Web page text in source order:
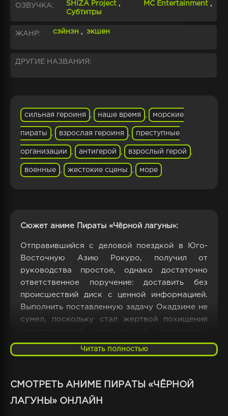
ОЗВУЧКА: SHIZA Project , MC Entertainment ,
Субтитры
ЖАНР: сэйнэн , экшен
ДРУГИЕ НАЗВАНИЯ:
сильная героиня наше время морские
пираты взрослая героиня преступные
организации антигерой взрослый герой
военные жестокие сцены море
Сюжет аниме Пираты «Чёрной лагуны»:
Отправившийся с деловой поездкой в Юго-
Восточную Азию Рокуро, получил от
руководства простое, однако достаточно
ответственное поручение: доставить без
происшествий диск с ценной информацией.
Выполнить поставленную задачу Окадзиме не
сумел, поскольку стал жертвой похищения
под названием «Лагуна».
работодатель Рокуро решил, что попадание
информационного носителя в руки
Читать полностью
СМОТРЕТЬ АНИМЕ ПИРАТЫ «ЧЁРНОЙ
ЛАГУНЫ» ОНЛАЙН